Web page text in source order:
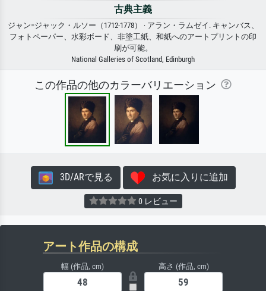
古典主義
ジャン=ジャック・ルソー（1712-1778） · アラン・ラムゼイ. キャンバス、
フォトペーパー、水彩ボード、非塗工紙、和紙へのアートプリントの印
刷が可能。
National Galleries of Scotland, Edinburgh
この作品の他のカラーバリエーション
3D/ARで見る お気に入りに追加
0 レビュー
アート作品の構成
幅 (作品, cm) 高さ (作品, cm)